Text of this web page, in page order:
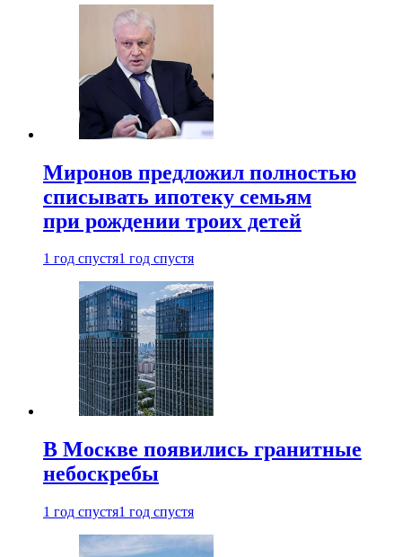
Миронов предложил полностью
списывать ипотеку семьям
при рождении троих детей
1 год спустя1 год спустя
В Москве появились гранитные
небоскребы
1 год спустя1 год спустя